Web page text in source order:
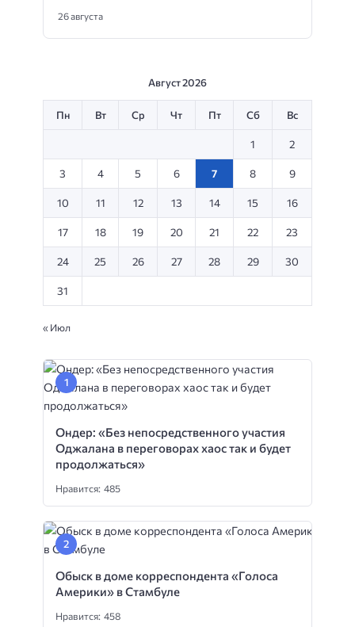
26 августа
Август 2026
Пн Вт Ср Чт Пт Сб Вс
1 2
3 4 5 6 7 8 9
10 11 12 13 14 15 16
17 18 19 20 21 22 23
24 25 26 27 28 29 30
31
« Июл
Ондер: «Без непосредственного участия
Оджалана в переговорах хаос так и будет
продолжаться»
Нравится: 485
Обыск в доме корреспондента «Голоса
Америки» в Стамбуле
Нравится: 458